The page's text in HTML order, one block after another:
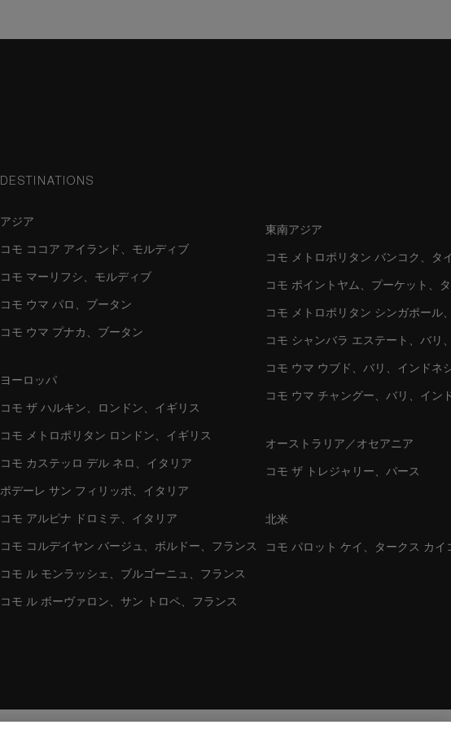
DESTINATIONS
アジア
コモ ココア アイランド、モルディブ
コモ マーリフシ、モルディブ
コモ ウマ パロ、ブータン
コモ ウマ プナカ、ブータン
ヨーロッパ
コモ ザ ハルキン、ロンドン、イギリス
コモ メトロポリタン ロンドン、イギリス
コモ カステッロ デル ネロ、イタリア
ポデーレ サン フィリッポ、イタリア
コモ アルピナ ドロミテ、イタリア
コモ コルデイヤン バージュ、ボルドー、フランス
コモ ル モンラッシェ、ブルゴーニュ、フランス
コモ ル ボーヴァロン、サン トロペ、フランス
東南アジア
コモ メトロポリタン バンコク、タ
コモ ポイントヤム、プーケット、
コモ メトロポリタン シンガポール
コモ シャンバラ エステート、バリ
コモ ウマ ウブド、バリ、インドネ
コモ ウマ チャングー、バリ、イン
オーストラリア／オセアニア
コモ ザ トレジャリー、パース
北米
コモ パロット ケイ、タークス カイ